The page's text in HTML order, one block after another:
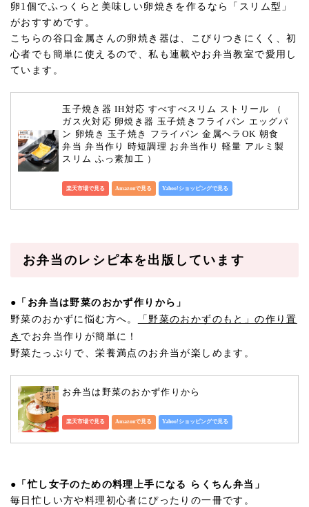
卵1個でふっくらと美味しい卵焼きを作るなら「スリム型」
がおすすめです。
こちらの谷口金属さんの卵焼き器は、こびりつきにくく、初
心者でも簡単に使えるので、私も連載やお弁当教室で愛用し
ています。
玉子焼き器 IH対応 すべすべスリム ストリール （
ガス火対応 卵焼き器 玉子焼きフライパン エッグパ
ン 卵焼き 玉子焼き フライパン 金属ヘラOK 朝食
弁当 弁当作り 時短調理 お弁当作り 軽量 アルミ製
スリム ふっ素加工 ）
楽天市場で見る Amazonで見る Yahoo!ショッピングで見る
お弁当のレシピ本を出版しています
● 「お弁当は野菜のおかず作りから」
野菜のおかずに悩む方へ。
「野菜のおかずのもと」の作り置
き でお弁当作りが簡単に！
野菜たっぷりで、栄養満点のお弁当が楽しめます。
お弁当は野菜のおかず作りから
楽天市場で見る Amazonで見る Yahoo!ショッピングで見る
● 「忙し女子のための料理上手になる らくちん弁当」
毎日忙しい方や料理初心者にぴったりの一冊です。